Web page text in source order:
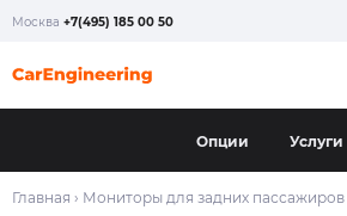
Москва +7(495) 185 00 50
Опции Услуги
Главная › Мониторы для задних пассажиров